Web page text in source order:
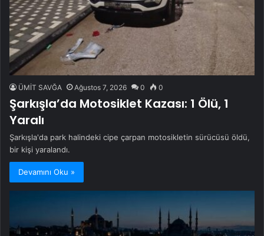
ÜMİT SAVĞA Ağustos 7, 2026 0 0
Şarkışla’da Motosiklet Kazası: 1 Ölü, 1
Yaralı
Şarkışla'da park halindeki cipe çarpan motosikletin sürücüsü öldü,
bir kişi yaralandı.
Devamını Oku »